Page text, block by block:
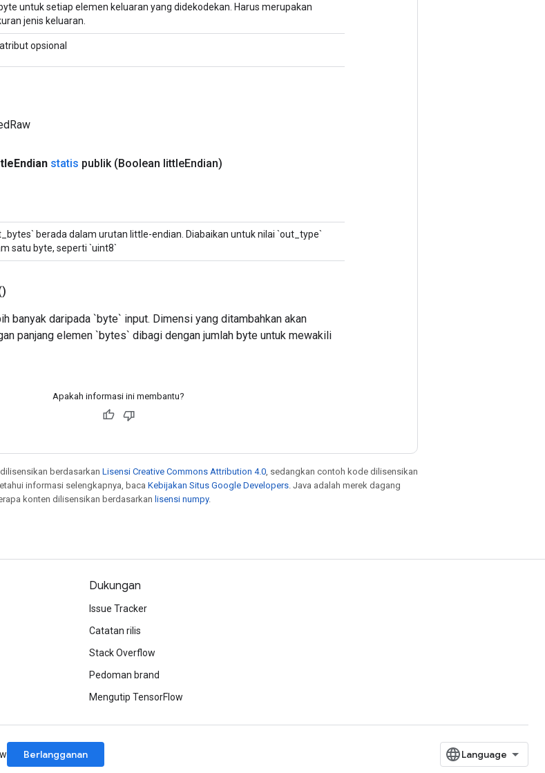
untuk setiap elemen keluaran yang didekodekan. Harus merupakan
jenis keluaran.
opsional
Endian statis publik (Boolean littleEndian)
berada dalam urutan little-endian. Diabaikan untuk nilai `out_type`
satu byte, seperti `uint8`
banyak daripada `byte` input. Dimensi yang ditambahkan akan
panjang elemen `bytes` dibagi dengan jumlah byte untuk mewakili
Apakah informasi ini membantu?
berdasarkan Lisensi Creative Commons Attribution 4.0 , sedangkan contoh kode dilisensikan
informasi selengkapnya, baca Kebijakan Situs Google Developers . Java adalah merek dagang
konten dilisensikan berdasarkan lisensi numpy.
Dukungan
Issue Tracker
Catatan rilis
Stack Overflow
Pedoman brand
Mengutip TensorFlow
Berlangganan